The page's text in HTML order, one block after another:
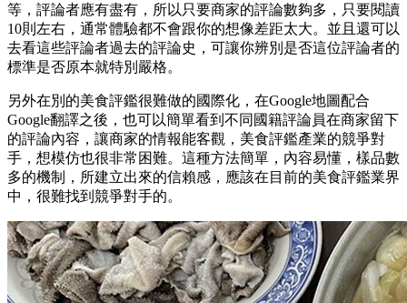
等，評論者應有盡有，所以只要商家的評論數夠多，只要閱讀
10則左右，通常體驗都不會跟你的想像差距太大。並且還可以
去看這些評論者過去的評論史，可讓你辨別是否這位評論者的
標準是否原本就特別嚴格。
另外在別的美食評鑑很難做的國際化，在Google地圖配合
Google翻譯之後，也可以簡單看到不同國籍評論員在商家留下
的評論內容，讓商家的情報能客觀，美食評鑑產業的競爭對
手，想模仿也很非常困難。這種方法簡單，內容易懂，樣品數
多的機制，所建立出來的信賴感，應該在目前的美食評鑑業界
中，很難找到競爭對手的。